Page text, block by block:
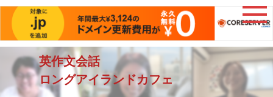
英作文会話
ロングアイランドカフェ